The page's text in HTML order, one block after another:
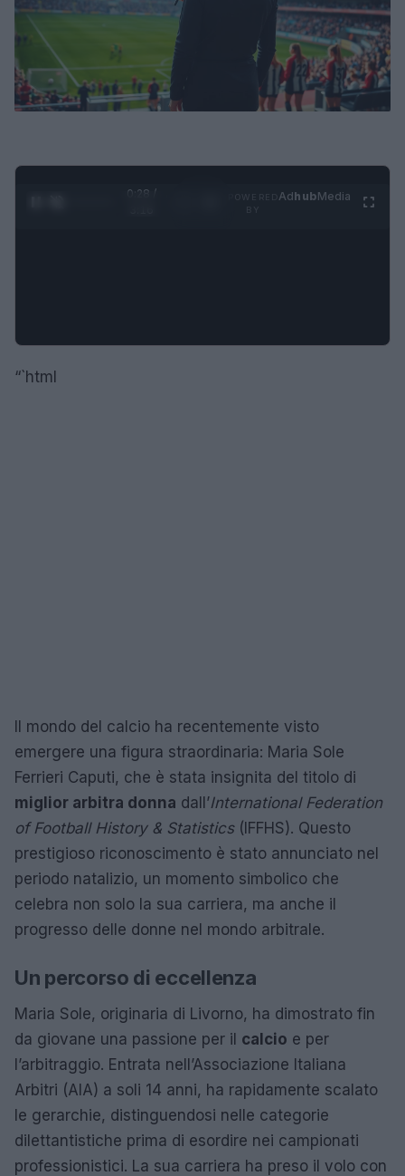
0:29 /
AdhubMedia
“`html
Il mondo del calcio ha recentemente visto
emergere una figura straordinaria: Maria Sole
Ferrieri Caputi, che è stata insignita del titolo di
miglior arbitra donna dall’International Federation
of Football History & Statistics(IFFHS). Questo
prestigioso riconoscimento è stato annunciato nel
periodo natalizio, un momento simbolico che
celebra non solo la sua carriera, ma anche il
progresso delle donne nel mondo arbitrale.
Un percorso di eccellenza
Maria Sole, originaria di Livorno, ha dimostrato fin
da giovane una passione per il calcio e per
l’arbitraggio. Entrata nell’Associazione Italiana
Arbitri (AIA) a soli 14 anni, ha rapidamente scalato
le gerarchie, distinguendosi nelle categorie
dilettantistiche prima di esordire nei campionati
professionistici. La sua carriera ha preso il volo con